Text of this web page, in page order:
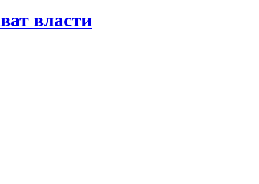
власти